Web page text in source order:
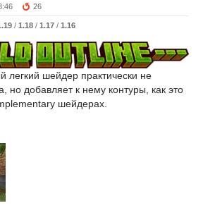
26
/ 1.18 / 1.17 / 1.16
легкий шейдер практически не
но добавляет к нему контуры, как это
шейдерах.